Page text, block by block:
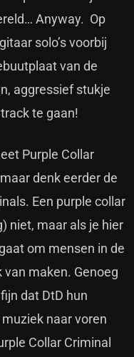
Anyway. Op
solo’s voorbij
van de
aggressief stukje
te gaan!
Purple Collar
denk eerder de
Een purple collar
niet, maar als je hier
om mensen in de
maken. Genoeg
dat DtD hun
naar voren
Collar Criminal